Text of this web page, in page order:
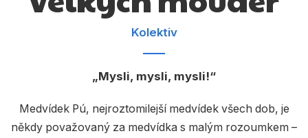
Kalendáře
Počítače
Kolektiv
Mysli, mysli, mysli!
Medvídek Pú, nejroztomilejší medvídek všech dob, je
někdy považovaný za medvídka s malým rozoumkem –